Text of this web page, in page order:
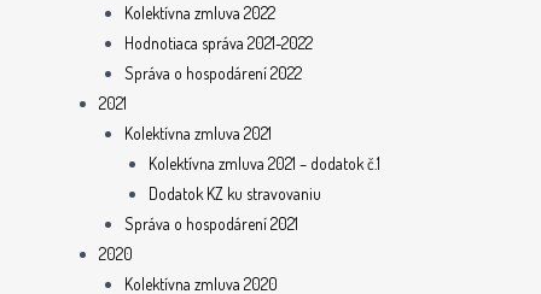
Kolektívna zmluva 2022
Hodnotiaca správa 2021-2022
Správa o hospodárení 2022
2021
Kolektívna zmluva 2021
Kolektívna zmluva 2021 – dodatok č.1
Dodatok KZ ku stravovaniu
Správa o hospodárení 2021
2020
Kolektívna zmluva 2020